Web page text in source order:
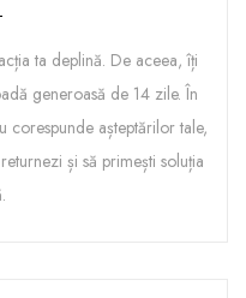
ta deplină. De aceea, îți
generoasă de 14 zile. În
corespunde așteptărilor tale,
și să primești soluția